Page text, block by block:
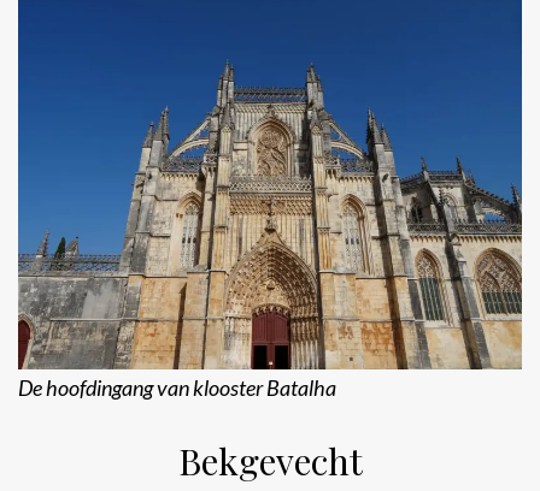
De hoofdingang van klooster Batalha
Bekgevecht